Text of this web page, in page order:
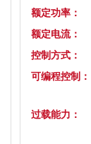
额定功率：
额定电流：
控制方式：
可编程控制：
过载能力：